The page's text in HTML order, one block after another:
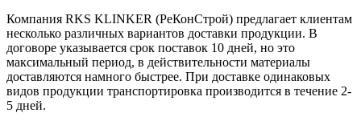
Компания RKS KLINKER (РеКонСтрой) предлагает клиентам
несколько различных вариантов доставки продукции. В
договоре указывается срок поставок 10 дней, но это
максимальный период, в действительности материалы
доставляются намного быстрее. При доставке одинаковых
видов продукции транспортировка производится в течение 2-
5 дней.